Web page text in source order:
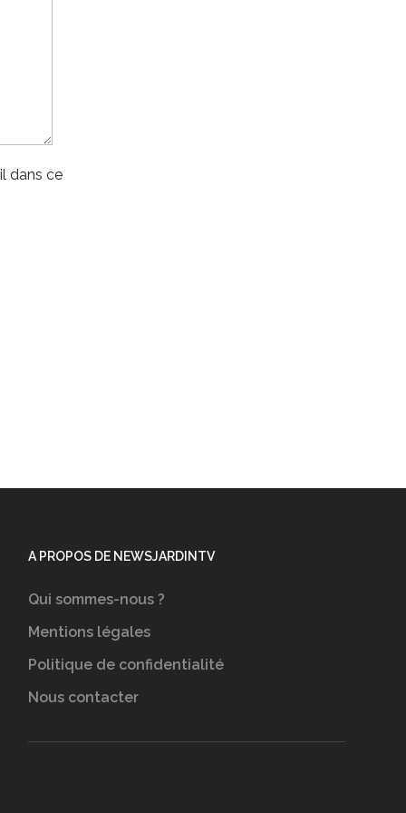
dans ce
A PROPOS DE NEWSJARDINTV
Qui sommes-nous ?
Mentions légales
Politique de confidentialité
Nous contacter